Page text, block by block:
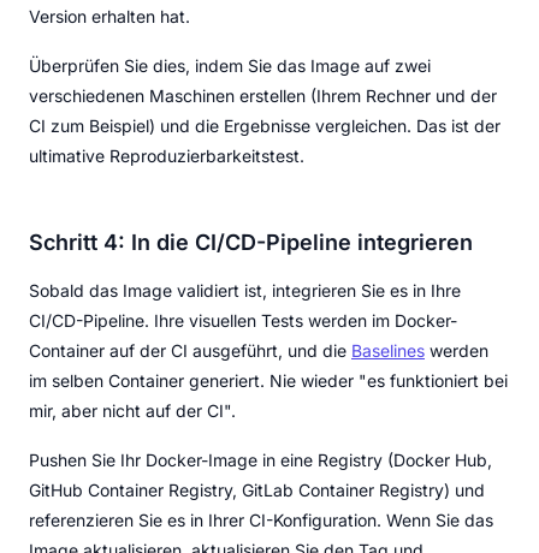
Version erhalten hat.
Überprüfen Sie dies, indem Sie das Image auf zwei
verschiedenen Maschinen erstellen (Ihrem Rechner und der
CI zum Beispiel) und die Ergebnisse vergleichen. Das ist der
ultimative Reproduzierbarkeitstest.
Schritt 4: In die CI/CD-Pipeline integrieren
Sobald das Image validiert ist, integrieren Sie es in Ihre
CI/CD-Pipeline. Ihre visuellen Tests werden im Docker-
Container auf der CI ausgeführt, und die Baselines werden
im selben Container generiert. Nie wieder "es funktioniert bei
mir, aber nicht auf der CI".
Pushen Sie Ihr Docker-Image in eine Registry (Docker Hub,
GitHub Container Registry, GitLab Container Registry) und
referenzieren Sie es in Ihrer CI-Konfiguration. Wenn Sie das